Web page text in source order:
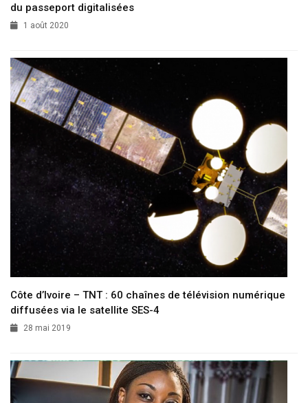
du passeport digitalisées
1 août 2020
Côte d’Ivoire – TNT : 60 chaînes de télévision numérique
diffusées via le satellite SES-4
28 mai 2019